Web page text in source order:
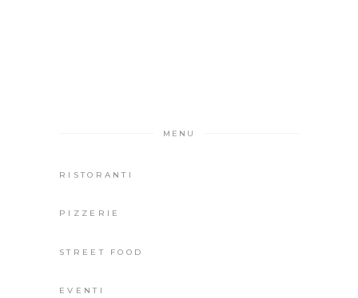
MENU
RISTORANTI
PIZZERIE
STREET FOOD
EVENTI